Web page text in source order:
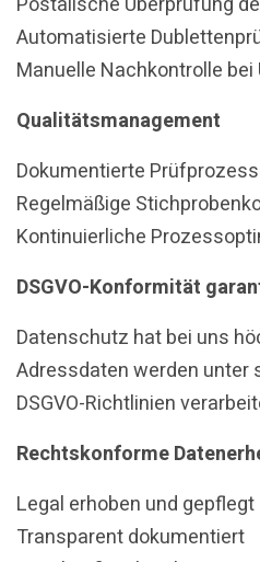
Automatisierte
Manuelle Nachkontrolle
Qualitätsmanagement
Dokumentierte
Regelmäßige
Kontinuierliche
DSGVO-Konformität
Datenschutz hat bei uns
Adressdaten werden unter
DSGVO-Richtlinien
Rechtskonforme
Legal erhoben und gepflegt
Transparent dokumentiert